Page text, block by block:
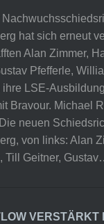
hat sich erneut
Alan Zimmer,
Pfefferle,
ihre LSE-
Bravour. Michael
neuen
von links: Alan
Till Geitner,
VERSTÄRKT